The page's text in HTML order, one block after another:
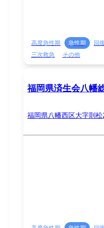
高度急性期 急性期 回
三次救急
その他
福岡県済生会八幡
福岡県八幡西区大字則